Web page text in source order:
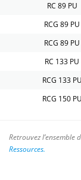
RC 89 PU
RCG 89 PU
RCG 89 PU
RC 133 PU
RCG 133 PU
RCG 150 PU
Retrouvez l’ensemble
Ressources.